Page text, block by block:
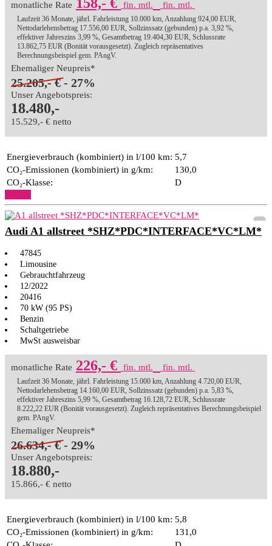
monatliche Rate fin. mtl. fin. mtl.
Laufzeit 36 Monate, jährl. Fahrleistung 10.000 km, Anzahlung 924,00 EUR,
Nettodarlehensbetrag 17.556,00 EUR, Sollzinssatz (gebunden) p.a. 3,92 %,
effektiver Jahreszins 3,99 %, Gesamtbetrag 19.404,30 EUR, Schlussrate
13.862,75 EUR (Bonität vorausgesetzt). Zugleich repräsentatives
Berechnungsbeispiel gem. PAngV.
Ehemaliger Neupreis*
25.205,- € - 27%
Unser Angebotspreis:
18.480,-
15.529,- € netto
Energieverbrauch (kombiniert) in l/100 km: 5,7
CO₂-Emissionen (kombiniert) in g/km:
130,0
CO₂-Klasse:
D
Audi A1 allstreet *SHZ*PDC*INTERFACE*VC*LM*
47845
Limousine
Gebrauchtfahrzeug
12/2022
20416
70 kW (95 PS)
Benzin
Schaltgetriebe
MwSt ausweisbar
monatliche Rate 226,- € fin. mtl. fin. mtl.
Laufzeit 36 Monate, jährl. Fahrleistung 15.000 km, Anzahlung 4.720,00 EUR,
Nettodarlehensbetrag 14.160,00 EUR, Sollzinssatz (gebunden) p.a. 5,83 %,
effektiver Jahreszins 5,99 %, Gesamtbetrag 16.128,72 EUR, Schlussrate
8.222,22 EUR (Bonität vorausgesetzt). Zugleich repräsentatives Berechnungsbeispiel
gem. PAngV.
Ehemaliger Neupreis*
26.634,- € - 29%
Unser Angebotspreis:
18.880,-
15.866,- € netto
Energieverbrauch (kombiniert) in l/100 km: 5,8
CO₂-Emissionen (kombiniert) in g/km:
131,0